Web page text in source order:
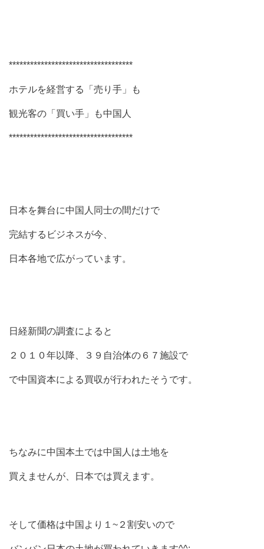
***********************************
ホテルを経営する「売り手」も
観光客の「買い手」も中国人
***********************************
日本を舞台に中国人同士の間だけで
完結するビジネスが今、
日本各地で広がっています。
日経新聞の調査によると
２０１０年以降、３９自治体の６７施設で
で中国資本による買収が行われたそうです。
ちなみに中国本土では中国人は土地を
買えませんが、日本では買えます。
そして価格は中国より１~２割安いので